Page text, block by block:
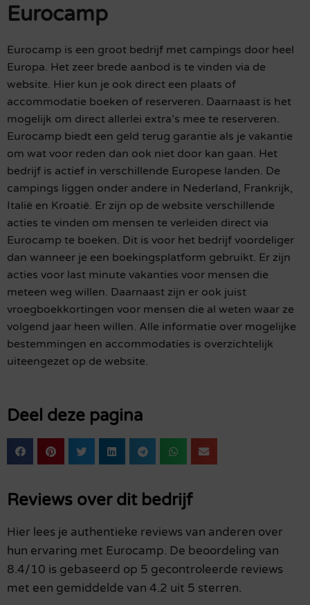
Eurocamp
Eurocamp is een groot bedrijf met campings door heel
Europa. Het zeer brede aanbod is te vinden via de
website. Hier kun je ook direct een plaats of
accommodatie boeken of reserveren. Daarnaast is het
mogelijk om direct allerlei extra’s mee te reserveren.
Eurocamp biedt een geld terug garantie als je vakantie
om wat voor reden dan ook niet door kan gaan. Het
bedrijf is actief in verschillende Europese landen. De
campings liggen onder andere in Nederland, Frankrijk,
Italië en Kroatië. Er zijn op de website verschillende
acties te vinden om mensen te verleiden direct via
Eurocamp te boeken. Dit is voor het bedrijf voordeliger
dan wanneer je een boekingsplatform gebruikt. Er zijn
acties voor last minute vakanties voor mensen die
meteen weg willen. Daarnaast zijn er ook juist
vroegboekkortingen voor mensen die al weten waar ze
volgend jaar heen willen. Alle informatie over mogelijke
bestemmingen en accommodaties is overzichtelijk
uiteengezet op de website.
Deel deze pagina
Reviews over dit bedrijf
Hier lees je authentieke reviews van anderen over
hun ervaring met Eurocamp. De beoordeling van
8.4/10 is gebaseerd op 5 gecontroleerde reviews
met een gemiddelde van 4.2 uit 5 sterren.